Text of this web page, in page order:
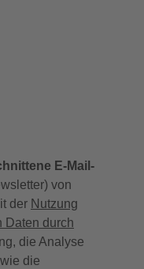
E-Mail-
von
der Nutzung
Daten durch
die Analyse
die